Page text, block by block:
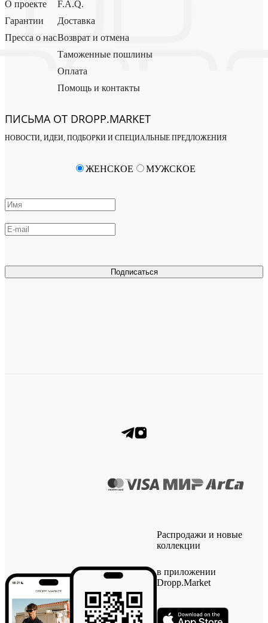
О проекте
Гарантии
Пресса о нас
F.A.Q.
Доставка
Возврат и отмена
Таможенные пошлины
Оплата
Помощь и контакты
ПИСЬМА ОТ DROPP.MARKET
НОВОСТИ, ИДЕИ, ПОДБОРКИ И СПЕЦИАЛЬНЫЕ ПРЕДЛОЖЕНИЯ
Подписаться
ЖЕНСКОЕ МУЖСКОЕ
Распродажи и новые
коллекции
в приложении
Dropp.Market